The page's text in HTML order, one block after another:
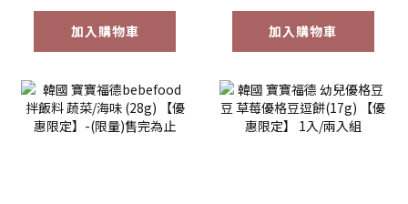
加入購物車 加入購物車